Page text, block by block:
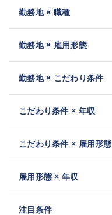
勤務地 × 職種
勤務地 × 雇用形態
勤務地 × こだわり条件
こだわり条件 × 年収
こだわり条件 × 雇用形態
雇用形態 × 年収
注目条件